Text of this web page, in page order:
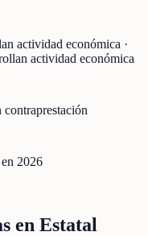
actividad económica ·
actividad económica
en 2026
en Estatal